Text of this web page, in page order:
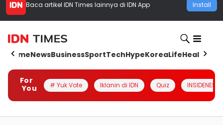
Baca artikel IDN Times lainnya di IDN App Install
HomeNewsBusinessSportTechHypeKoreaLifeHealth
For
You
# Yuk Vote Iklanin di IDN Quiz INSIDENESIA